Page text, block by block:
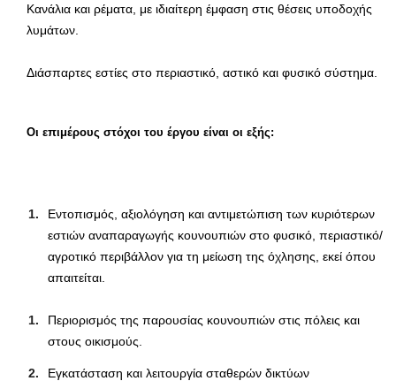
Κανάλια και ρέματα, με ιδιαίτερη έμφαση στις θέσεις υποδοχής
λυμάτων.
Διάσπαρτες εστίες στο περιαστικό, αστικό και φυσικό σύστημα.
Οι επιμέρους στόχοι του έργου είναι οι εξής:
Εντοπισμός, αξιολόγηση και αντιμετώπιση των κυριότερων
εστιών αναπαραγωγής κουνουπιών στο φυσικό, περιαστικό/
αγροτικό περιβάλλον για τη μείωση της όχλησης, εκεί όπου
απαιτείται.
Περιορισμός της παρουσίας κουνουπιών στις πόλεις και
στους οικισμούς.
Εγκατάσταση και λειτουργία σταθερών δικτύων